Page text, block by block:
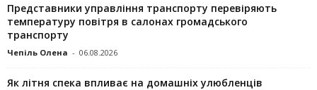
Представники управління транспорту перевіряють
температуру повітря в салонах громадського
транспорту
Чепіль Олена - 06.08.2026
Як літня спека впливає на домашніх улюбленців